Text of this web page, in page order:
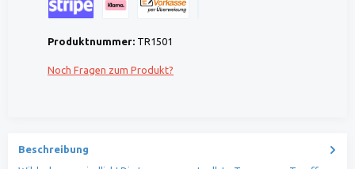
Produktnummer: TR1501
Noch Fragen zum Produkt?
Beschreibung